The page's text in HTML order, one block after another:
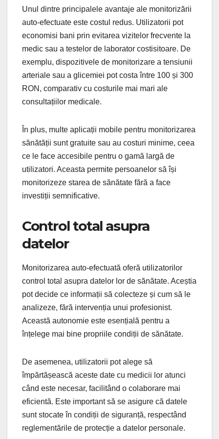
Unul dintre principalele avantaje ale monitorizării
auto-efectuate este costul redus. Utilizatorii pot
economisi bani prin evitarea vizitelor frecvente la
medic sau a testelor de laborator costisitoare. De
exemplu, dispozitivele de monitorizare a tensiunii
arteriale sau a glicemiei pot costa între 100 și 300
RON, comparativ cu costurile mai mari ale
consultațiilor medicale.
În plus, multe aplicații mobile pentru monitorizarea
sănătății sunt gratuite sau au costuri minime, ceea
ce le face accesibile pentru o gamă largă de
utilizatori. Aceasta permite persoanelor să își
monitorizeze starea de sănătate fără a face
investiții semnificative.
Control total asupra
datelor
Monitorizarea auto-efectuată oferă utilizatorilor
control total asupra datelor lor de sănătate. Aceștia
pot decide ce informații să colecteze și cum să le
analizeze, fără intervenția unui profesionist.
Această autonomie este esențială pentru a
înțelege mai bine propriile condiții de sănătate.
De asemenea, utilizatorii pot alege să
împărtășească aceste date cu medicii lor atunci
când este necesar, facilitând o colaborare mai
eficientă. Este important să se asigure că datele
sunt stocate în condiții de siguranță, respectând
reglementările de protecție a datelor personale.